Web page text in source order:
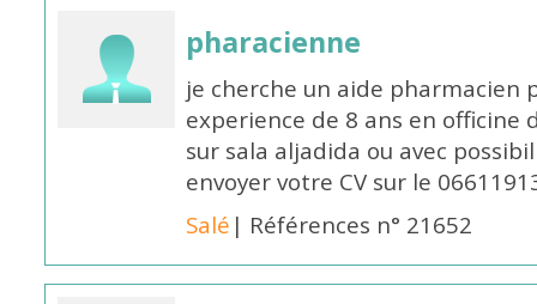
pharacienne
je cherche un aide pharmacien
experience de 8 ans en
sur sala aljadida ou avec
envoyer votre CV sur le
Salé | Références n° 21652